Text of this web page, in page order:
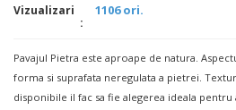
Vizualizari 1106 ori.
Pavajul Pietra este aproape de natura.
forma si suprafata neregulata a pietrei.
disponibile il fac sa fie alegerea ideala pentru